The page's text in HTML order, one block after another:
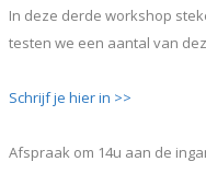
In deze derde workshop
testen we een aantal van
Schrijf je hier in >>
Afspraak om 14u aan de